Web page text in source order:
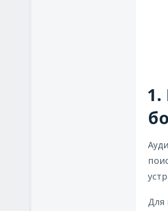
Для